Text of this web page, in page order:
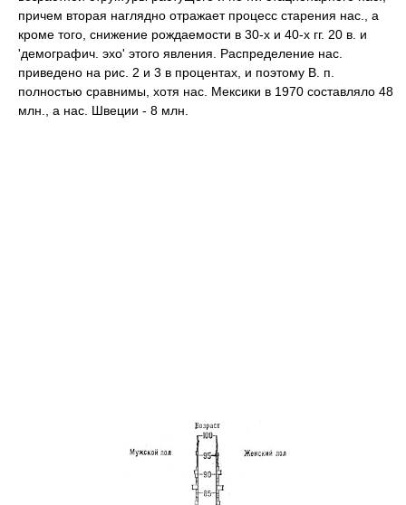
причем вторая наглядно отражает процесс старения нас., а
кроме того, снижение рождаемости в 30-х и 40-х гг. 20 в. и
'демографич. эхо' этого явления. Распределение нас.
приведено на рис. 2 и 3 в процентах, и поэтому В. п.
полностью сравнимы, хотя нас. Мексики в 1970 составляло 48
млн., а нас. Швеции - 8 млн.